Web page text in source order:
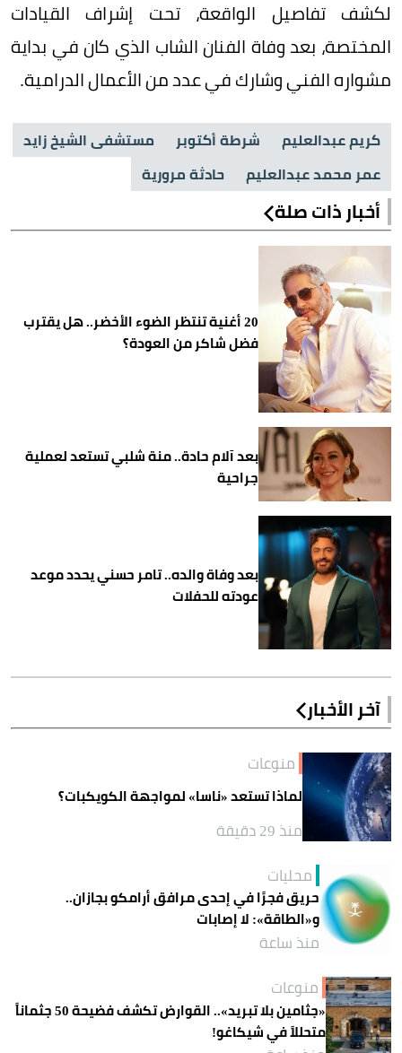
لكشف تفاصيل الواقعة، تحت إشراف القيادات
المختصة، بعد وفاة الفنان الشاب الذي كان في بداية
مشواره الفني وشارك في عدد من الأعمال الدرامية.
كريم عبدالعليم شرطة أكتوبر
مستشفى الشيخ زايد
عمر محمد عبدالعليم
حادثة مرورية
أخبار ذات صلة
20 أغنية تنتظر الضوء الأخضر.. هل يقترب
فضل شاكر من العودة؟
بعد آلام حادة.. منة شلبي تستعد لعملية
جراحية
بعد وفاة والده.. تامر حسني يحدد موعد
عودته للحفلات
آخر الأخبار
منوعات
لماذا تستعد «ناسا» لمواجهة الكويكبات؟
منذ 29 دقيقة
محليات
حريق فجرًا في إحدى مرافق أرامكو بجازان..
و«الطاقة»: لا إصابات
منذ ساعة
منوعات
«جثامين بلا تبريد».. القوارض تكشف فضيحة 50 جثماناً
متحللاً في شيكاغو!